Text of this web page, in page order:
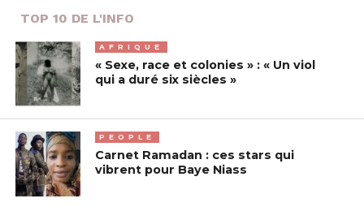
TOP 10 DE L'INFO
AFRIQUE
« Sexe, race et colonies » : « Un viol
qui a duré six siècles »
PEOPLE
Carnet Ramadan : ces stars qui
vibrent pour Baye Niass